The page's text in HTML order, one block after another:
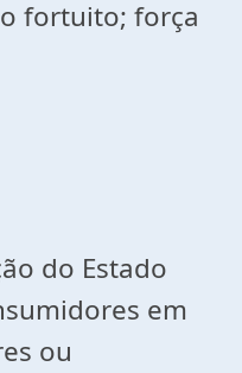
fortuito; força
do Estado
em
ou